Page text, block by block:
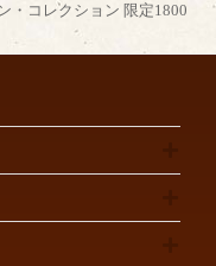
コレクション 限定1800